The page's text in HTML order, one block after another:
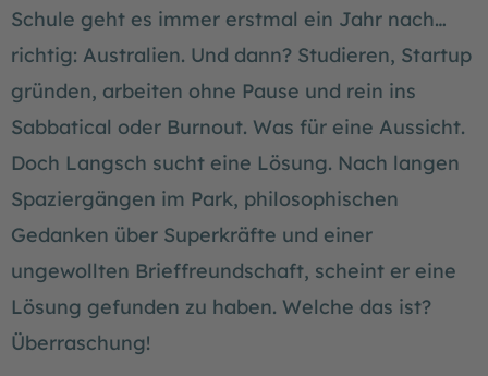
Schule geht es immer erstmal ein Jahr nach…
richtig: Australien. Und dann? Studieren, Startup
gründen, arbeiten ohne Pause und rein ins
Sabbatical oder Burnout. Was für eine Aussicht.
Doch Langsch sucht eine Lösung. Nach langen
Spaziergängen im Park, philosophischen
Gedanken über Superkräfte und einer
ungewollten Brieffreundschaft, scheint er eine
Lösung gefunden zu haben. Welche das ist?
Überraschung!